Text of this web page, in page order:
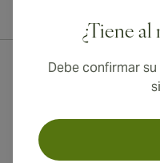
¿Tiene al
Debe confirmar